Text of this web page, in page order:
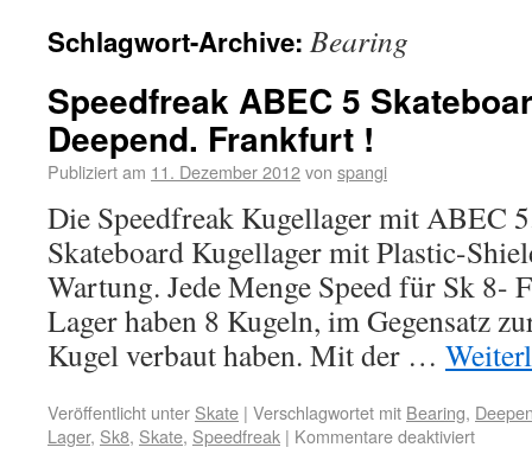
Schlagwort-Archive: Bearing
Speedfreak ABEC 5
Deepend. Frankfurt !
Publiziert am 11. Dezember 2012von spangi
Die Speedfreak Kugellager mit ABEC
Skateboard Kugellager mit Plastic-
Wartung. Jede Menge Speed für Sk 8-
Lager haben 8 Kugeln, im Gegensatz
Kugel verbaut haben. Mit der …
Veröffentlicht unter Skate | Verschlagwortet mit Bearing,
Lager, Sk8, Skate, Speedfreak | Kommentare deaktiviert